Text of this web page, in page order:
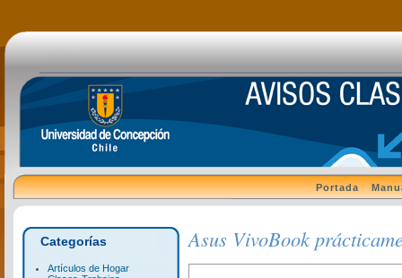
Portada
Categorías
Artículos de Hogar
Asus VivoBook